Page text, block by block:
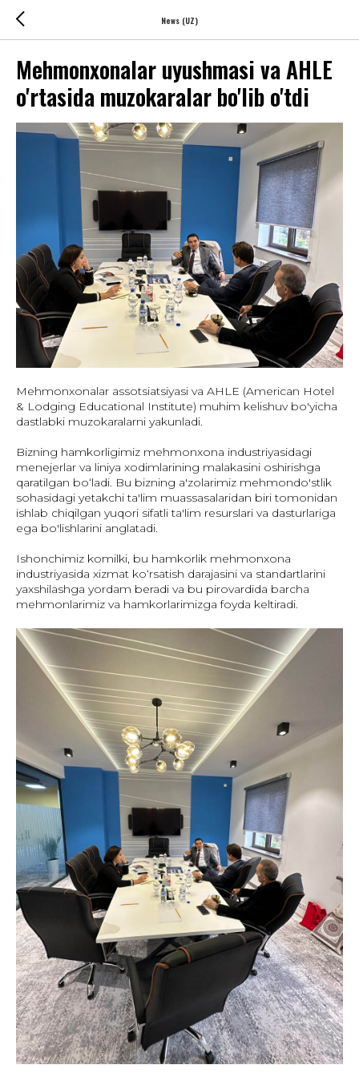
News (UZ)
Mehmonxonalar uyushmasi va AHLE
o'rtasida muzokaralar bo'lib o'tdi
Mehmonxonalar assotsiatsiyasi va AHLE (American Hotel
& Lodging Educational Institute) muhim kelishuv bo'yicha
dastlabki muzokaralarni yakunladi.
Bizning hamkorligimiz mehmonxona industriyasidagi
menejerlar va liniya xodimlarining malakasini oshirishga
qaratilgan bo‘ladi. Bu bizning a'zolarimiz mehmondo'stlik
sohasidagi yetakchi ta'lim muassasalaridan biri tomonidan
ishlab chiqilgan yuqori sifatli ta'lim resurslari va dasturlariga
ega bo'lishlarini anglatadi.
Ishonchimiz komilki, bu hamkorlik mehmonxona
industriyasida xizmat ko‘rsatish darajasini va standartlarini
yaxshilashga yordam beradi va bu pirovardida barcha
mehmonlarimiz va hamkorlarimizga foyda keltiradi.